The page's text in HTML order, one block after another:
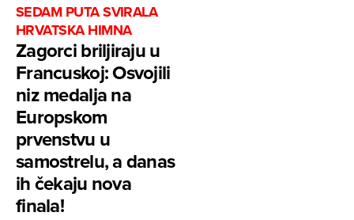
SEDAM PUTA SVIRALA
HRVATSKA HIMNA
Zagorci briljiraju u
Francuskoj: Osvojili
niz medalja na
Europskom
prvenstvu u
samostrelu, a danas
ih čekaju nova
finala!